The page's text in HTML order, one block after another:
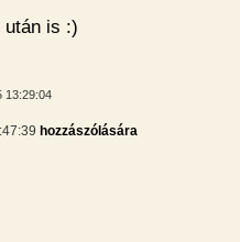
után is :)
13:29:04
hozzászólására